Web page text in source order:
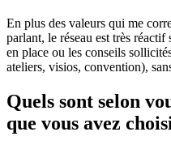
En plus des valeurs qui me
parlant, le réseau est très
en place ou les conseils
ateliers, visios, convention),
Quels sont selon
que vous avez